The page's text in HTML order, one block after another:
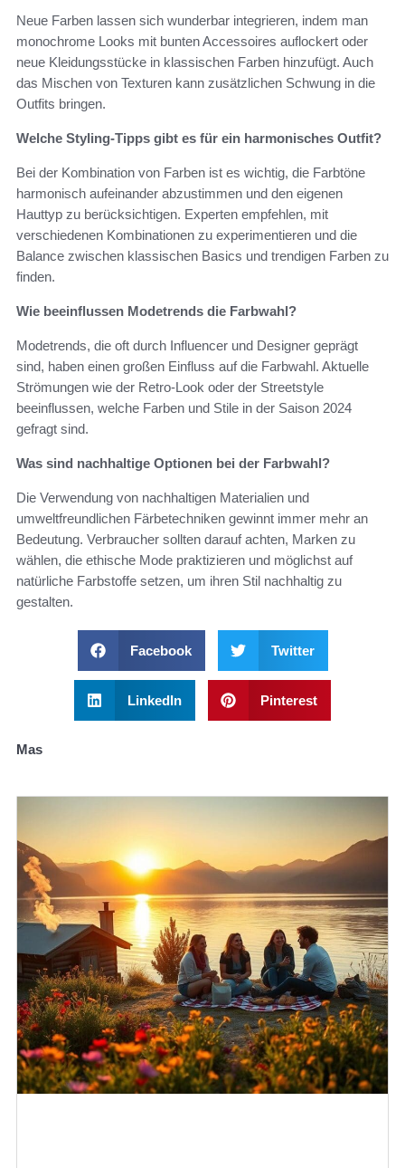
Neue Farben lassen sich wunderbar integrieren, indem man
monochrome Looks mit bunten Accessoires auflockert oder
neue Kleidungsstücke in klassischen Farben hinzufügt. Auch
das Mischen von Texturen kann zusätzlichen Schwung in die
Outfits bringen.
Welche Styling-Tipps gibt es für ein harmonisches Outfit?
Bei der Kombination von Farben ist es wichtig, die Farbtöne
harmonisch aufeinander abzustimmen und den eigenen
Hauttyp zu berücksichtigen. Experten empfehlen, mit
verschiedenen Kombinationen zu experimentieren und die
Balance zwischen klassischen Basics und trendigen Farben zu
finden.
Wie beeinflussen Modetrends die Farbwahl?
Modetrends, die oft durch Influencer und Designer geprägt
sind, haben einen großen Einfluss auf die Farbwahl. Aktuelle
Strömungen wie der Retro-Look oder der Streetstyle
beeinflussen, welche Farben und Stile in der Saison 2024
gefragt sind.
Was sind nachhaltige Optionen bei der Farbwahl?
Die Verwendung von nachhaltigen Materialien und
umweltfreundlichen Färbetechniken gewinnt immer mehr an
Bedeutung. Verbraucher sollten darauf achten, Marken zu
wählen, die ethische Mode praktizieren und möglichst auf
natürliche Farbstoffe setzen, um ihren Stil nachhaltig zu
gestalten.
Facebook Twitter
LinkedIn Pinterest
Mas